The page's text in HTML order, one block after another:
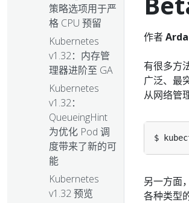
策略选项用于严
格 CPU 预留
Kubernetes
v1.32：内存管
理器进阶至 GA
Kubernetes
v1.32：
QueueingHint
为优化 Pod 调
度带来了新的可
能
Kubernetes
v1.32 预览
作者
有很多方
广泛、最
从网络管
$
另一方面
各种类型